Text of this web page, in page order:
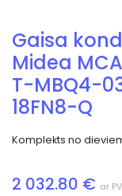
Gaisa
Midea
T-MBQ4-
18FN8-Q
Komplekts no
2 032.80 € ar